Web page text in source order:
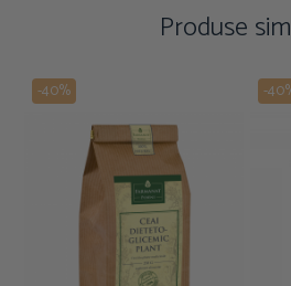
Produse
-40% -